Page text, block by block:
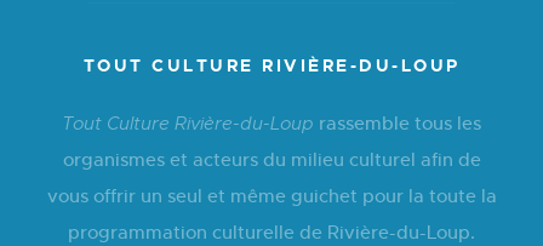
TOUT CULTURE RIVIÈRE-DU-LOUP
Tout Culture Rivière-du-Loup rassemble tous les
organismes et acteurs du milieu culturel afin de
vous offrir un seul et même guichet pour la toute la
programmation culturelle de Rivière-du-Loup.